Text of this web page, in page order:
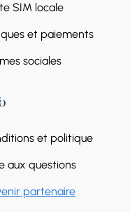
SIM locale
et paiements
sociales
et politique
aux questions
partenaire